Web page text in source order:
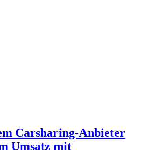
Carsharing-Anbieter
Umsatz mit